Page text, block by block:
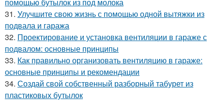
помощью бутылок из под молока
31. Улучшите свою жизнь с помощью одной вытяжки из
подвала и гаража
32. Проектирование и установка вентиляции в гараже с
подвалом: основные принципы
33. Как правильно организовать вентиляцию в гараже:
основные принципы и рекомендации
34. Создай свой собственный разборный табурет из
пластиковых бутылок